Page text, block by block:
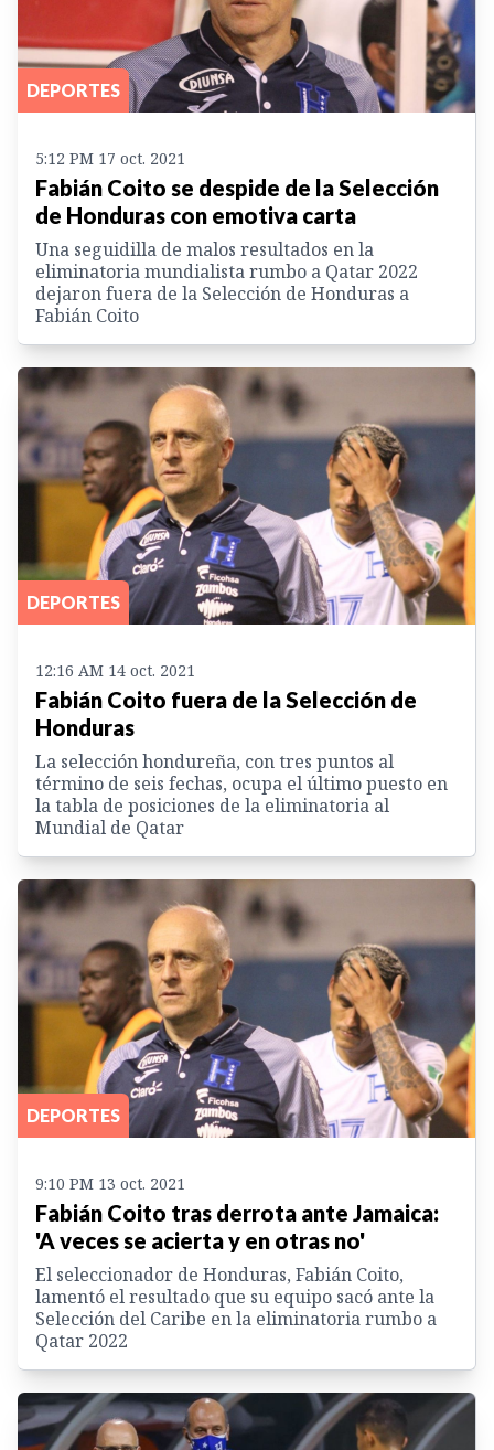
DEPORTES
5:12 PM 17 oct. 2021
Fabián Coito se despide de la Selección
de Honduras con emotiva carta
Una seguidilla de malos resultados en la
eliminatoria mundialista rumbo a Qatar 2022
dejaron fuera de la Selección de Honduras a
Fabián Coito
DEPORTES
12:16 AM 14 oct. 2021
Fabián Coito fuera de la Selección de
Honduras
La selección hondureña, con tres puntos al
término de seis fechas, ocupa el último puesto en
la tabla de posiciones de la eliminatoria al
Mundial de Qatar
DEPORTES
9:10 PM 13 oct. 2021
Fabián Coito tras derrota ante Jamaica:
'A veces se acierta y en otras no'
El seleccionador de Honduras, Fabián Coito,
lamentó el resultado que su equipo sacó ante la
Selección del Caribe en la eliminatoria rumbo a
Qatar 2022